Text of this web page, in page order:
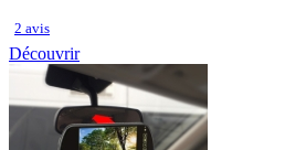
2 avis
Découvrir